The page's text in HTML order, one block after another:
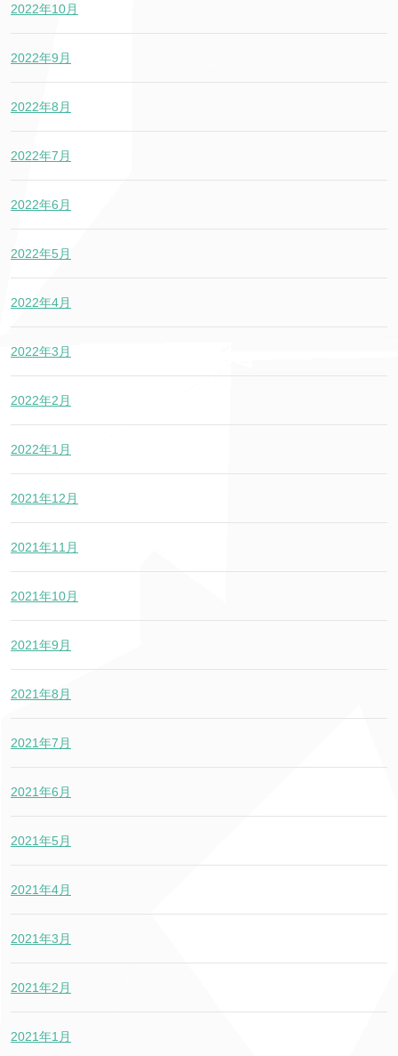
2022年10月
2022年9月
2022年8月
2022年7月
2022年6月
2022年5月
2022年4月
2022年3月
2022年2月
2022年1月
2021年12月
2021年11月
2021年10月
2021年9月
2021年8月
2021年7月
2021年6月
2021年5月
2021年4月
2021年3月
2021年2月
2021年1月